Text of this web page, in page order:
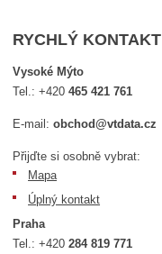
RYCHLÝ KONTAKT
Vysoké Mýto
Tel.:+420465 421 761
E-mail:obchod@vtdata.cz
Přijďte si osobně vybrat:
Mapa
Úplný kontakt
Praha
Tel.:+420284 819 771